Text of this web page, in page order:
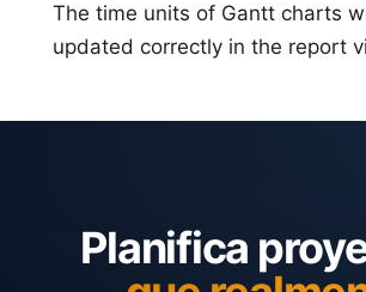
The time units of Gantt charts
updated correctly in the report
Planifica